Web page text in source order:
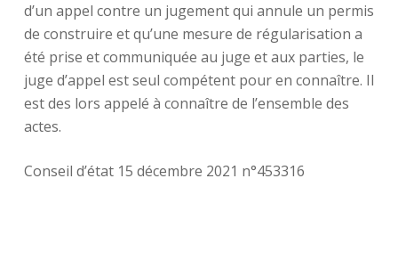
d’un appel contre un jugement qui annule un permis
de construire et qu’une mesure de régularisation a
été prise et communiquée au juge et aux parties, le
juge d’appel est seul compétent pour en connaître. Il
est des lors appelé à connaître de l’ensemble des
actes.
Conseil d’état 15 décembre 2021 n°453316